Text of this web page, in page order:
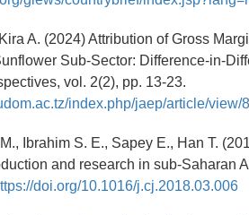
A. (2024) Attribution of Gross
Sub-Sector: Difference-in-
vol. 2(2), pp. 13-23.
index.php/jaep/article/view/
Ibrahim S. E., Sapey E., Han T.
and research in sub-Saharan
doi.org/10.1016/j.cj.2018.03.006